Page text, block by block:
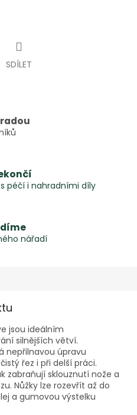
SDÍLET
péčí i nahradními díly
nářadí
jsou ideálním
silnějších větví.
nepřilnavou úpravu
řez i při delší práci.
zabraňují sklouznutí nože a
Nůžky lze rozevřít až do
a gumovou výstelku